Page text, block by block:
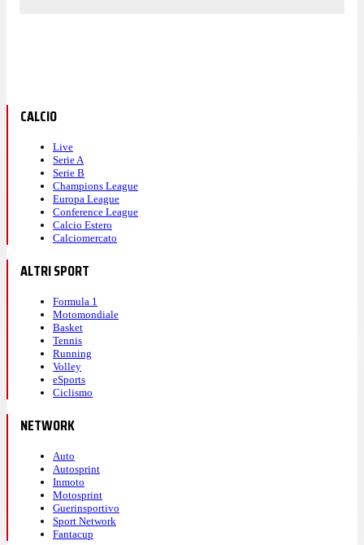
CALCIO
Live
Serie A
Serie B
Champions League
Europa League
Conference League
Calcio Estero
Calciomercato
ALTRI SPORT
Formula 1
Motomondiale
Basket
Tennis
Running
Volley
eSports
Ciclismo
NETWORK
Auto
Autosprint
Inmoto
Motosprint
Guerinsportivo
Sport Network
Fantacup